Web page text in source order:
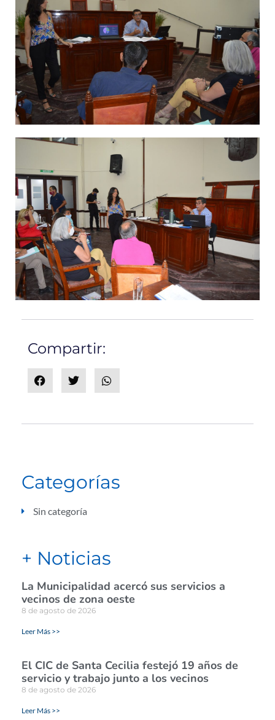
Compartir:
Categorías
Sin categoría
+ Noticias
La Municipalidad acercó sus servicios a
vecinos de zona oeste
8 de agosto de 2026
Leer Más >>
El CIC de Santa Cecilia festejó 19 años de
servicio y trabajo junto a los vecinos
8 de agosto de 2026
Leer Más >>